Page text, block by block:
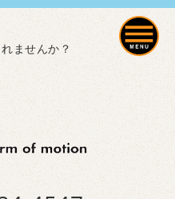
ませんか？